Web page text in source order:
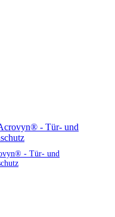
- Tür- und